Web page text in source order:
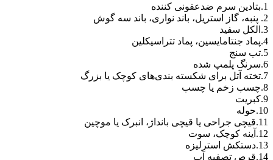
1.بتادین سرم ضدعفونی کننده
2. پنبه، گاز استریل، باند نواری، باند سه گوش
3.الکل سفید
4.پماد جنتامایسین، پماد تتراسیکلین
5.تب سنج
6.سرنگ پلمپ شده
7.تخته آتل برای شکسته بندی‌های کوچک یا بزرگ
8.چسب زخم یا چسب
9.کبریت
10.حوله
11.قیچی جراحی یا قیچی بانداژ، انبرک یا موچین
12.آینه کوچک، سوت
13.دستکش استرلیزه
14.قرص تصفیه آب